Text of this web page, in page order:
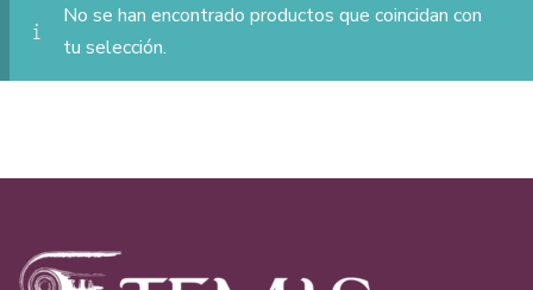
No se han encontrado productos que coincidan con
tu selección.